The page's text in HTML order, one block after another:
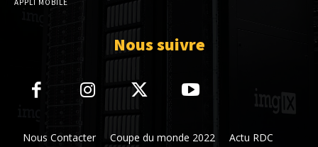
APPLI MOBILE
Nous suivre
Nous Contacter Coupe du monde 2022 Actu RDC